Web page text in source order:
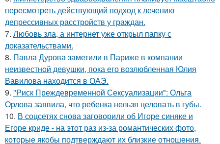
пересмотреть действующий подход к лечению
депрессивных расстройств у граждан.
7. Любовь зла, а интернет уже открыл папку с
доказательствами.
8. Павла Дурова заметили в Париже в компании
неизвестной девушки, пока его возлюбленная Юлия
Вавилова находится в ОАЭ.
9. "Риск Преждевременной Сексуализации": Ольга
Орлова заявила, что ребенка нельзя целовать в губы.
10. В соцсетях снова заговорили об Игоре синяке и
Егоре криде - на этот раз из-за романтических фото,
которые якобы подтверждают их близкие отношения.